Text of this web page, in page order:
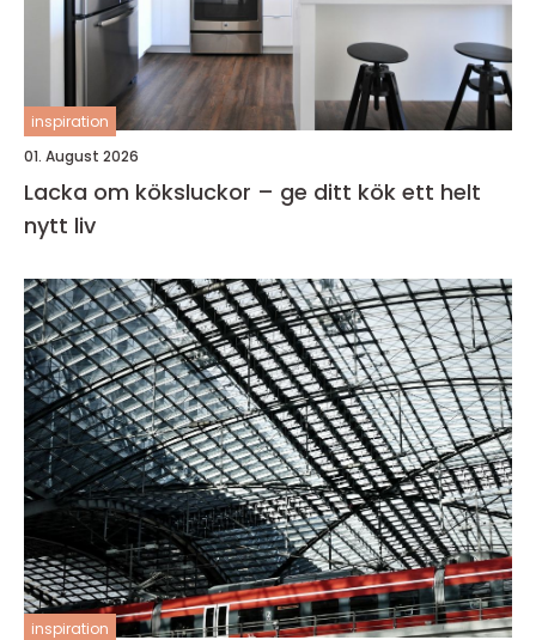
inspiration
01. August 2026
Lacka om köksluckor – ge ditt kök ett helt
nytt liv
inspiration